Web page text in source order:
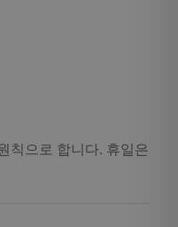
칙으로 합니다. 휴일은